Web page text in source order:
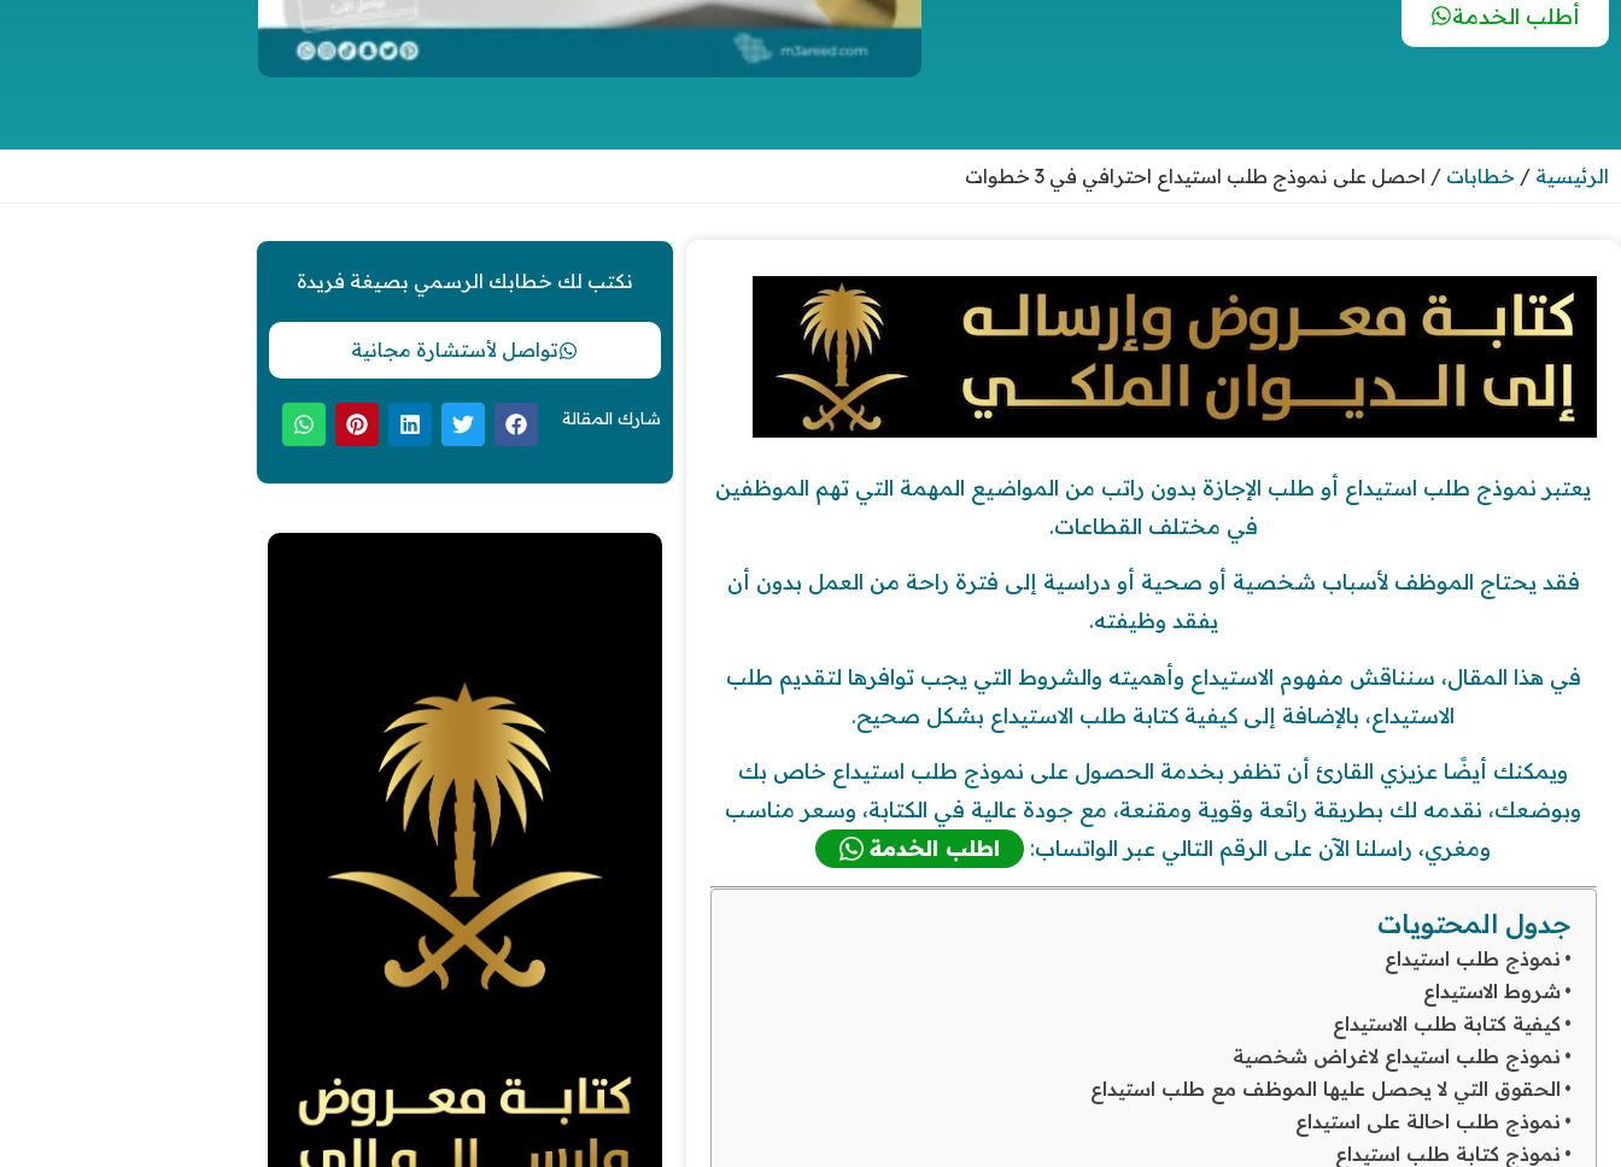
أطلب الخدمة
الرئيسية / خطابات / احصل على نموذج طلب استيداع احترافي في 3 خطوات
يعتبر نموذج طلب استيداع أو طلب الإجازة بدون راتب من المواضيع المهمة التي تهم الموظفين
في مختلف القطاعات.
فقد يحتاج الموظف لأسباب شخصية أو صحية أو دراسية إلى فترة راحة من العمل بدون أن
يفقد وظيفته.
في هذا المقال، سنناقش مفهوم الاستيداع وأهميته والشروط التي يجب توافرها لتقديم طلب
الاستيداع، بالإضافة إلى كيفية كتابة طلب الاستيداع بشكل صحيح.
ويمكنك أيضًا عزيزي القارئ أن تظفر بخدمة الحصول على نموذج طلب استيداع خاص بك
وبوضعك، نقدمه لك بطريقة رائعة وقوية ومقنعة، مع جودة عالية في الكتابة، وسعر مناسب
ومغري، راسلنا الآن على الرقم التالي عبر الواتساب:
اطلب الخدمة
جدول المحتويات
نموذج طلب استيداع
شروط الاستيداع
كيفية كتابة طلب الاستيداع
نموذج طلب استيداع لاغراض شخصية
الحقوق التي لا يحصل عليها الموظف مع طلب استيداع
نموذج طلب احالة على استيداع
نموذج كتابة طلب استيداع
نكتب لك خطابك الرسمي بصيغة فريدة
تواصل لأستشارة مجانية
شارك المقالة